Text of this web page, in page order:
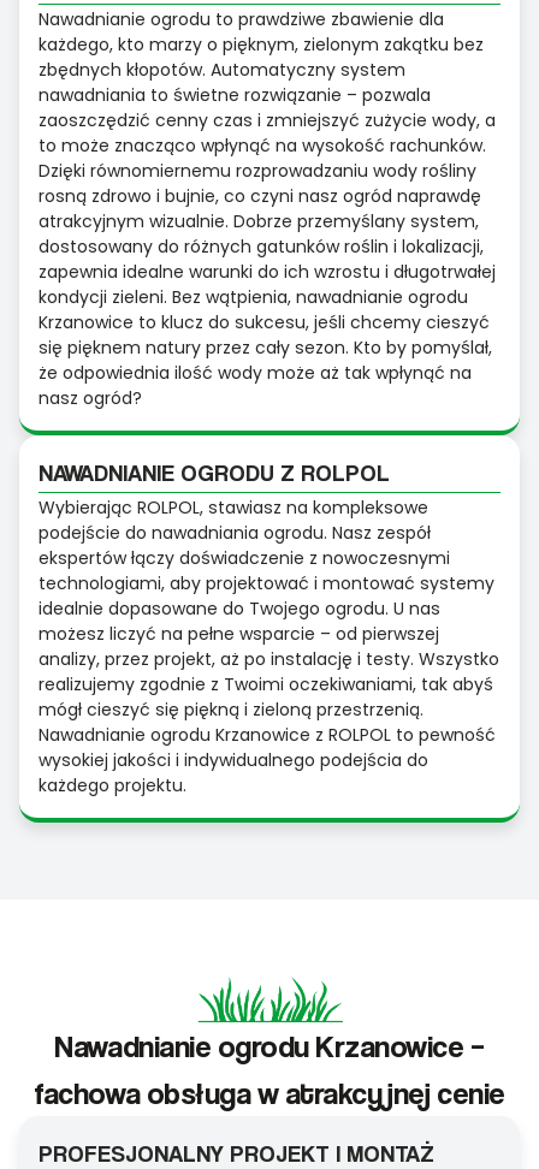
Nawadnianie ogrodu to prawdziwe zbawienie dla
każdego, kto marzy o pięknym, zielonym zakątku bez
zbędnych kłopotów. Automatyczny system
nawadniania to świetne rozwiązanie – pozwala
zaoszczędzić cenny czas i zmniejszyć zużycie wody, a
to może znacząco wpłynąć na wysokość rachunków.
Dzięki równomiernemu rozprowadzaniu wody rośliny
rosną zdrowo i bujnie, co czyni nasz ogród naprawdę
atrakcyjnym wizualnie. Dobrze przemyślany system,
dostosowany do różnych gatunków roślin i lokalizacji,
zapewnia idealne warunki do ich wzrostu i długotrwałej
kondycji zieleni. Bez wątpienia, nawadnianie ogrodu
Krzanowice to klucz do sukcesu, jeśli chcemy cieszyć
się pięknem natury przez cały sezon. Kto by pomyślał,
że odpowiednia ilość wody może aż tak wpłynąć na
nasz ogród?
NAWADNIANIE OGRODU Z ROLPOL
Wybierając ROLPOL, stawiasz na kompleksowe
podejście do nawadniania ogrodu. Nasz zespół
ekspertów łączy doświadczenie z nowoczesnymi
technologiami, aby projektować i montować systemy
idealnie dopasowane do Twojego ogrodu. U nas
możesz liczyć na pełne wsparcie – od pierwszej
analizy, przez projekt, aż po instalację i testy. Wszystko
realizujemy zgodnie z Twoimi oczekiwaniami, tak abyś
mógł cieszyć się piękną i zieloną przestrzenią.
Nawadnianie ogrodu Krzanowice z ROLPOL to pewność
wysokiej jakości i indywidualnego podejścia do
każdego projektu.
Nawadnianie ogrodu Krzanowice –
fachowa obsługa w atrakcyjnej cenie
PROFESJONALNY PROJEKT I MONTAŻ